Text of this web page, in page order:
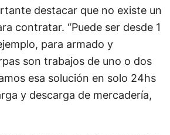
destacar que no existe un
contratar. “Puede ser desde 1
para armado y
son trabajos de uno o dos
esa solución en solo 24hs
y descarga de mercadería,